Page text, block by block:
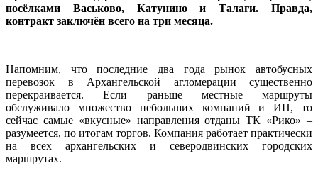
посёлками Васьково, Катунино и Талаги. Правда,
контракт заключён всего на три месяца.
Напомним, что последние два года рынок автобусных
перевозок в Архангельской агломерации существенно
перекраивается. Если раньше местные маршруты
обслуживало множество небольших компаний и ИП, то
сейчас самые «вкусные» направления отданы ТК «Рико» –
разумеется, по итогам торгов. Компания работает практически
на всех архангельских и северодвинских городских
маршрутах.